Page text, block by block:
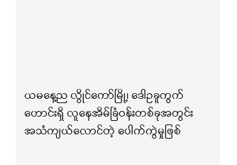
ယမနေ့ည လွိုင်ကော်မြို့၊ ဒေါဥခူကွက်
ဟောင်းရှိ လူနေအိမ်ခြံဝန်းတစ်ခုအတွင်း
အသံကျယ်လောင်တဲ့ ပေါက်ကွဲမှုဖြစ်